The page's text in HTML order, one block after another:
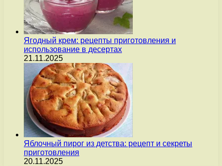
Ягодный крем: рецепты приготовления и
использование в десертах
21.11.2025
Яблочный пирог из детства: рецепт и секреты
приготовления
20.11.2025